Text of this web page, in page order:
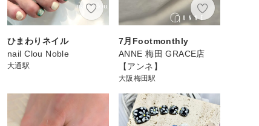
ひまわりネイル
nail Clou Noble
大通駅
7月Footmonthly
ANNE 梅田 GRACE店
【アンネ】
大阪梅田駅